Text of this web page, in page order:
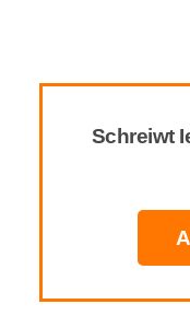
Schreiwt